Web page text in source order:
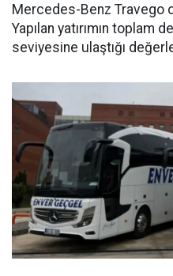
Mercedes-Benz Travego
Yapılan yatırımın toplam
seviyesine ulaştığı